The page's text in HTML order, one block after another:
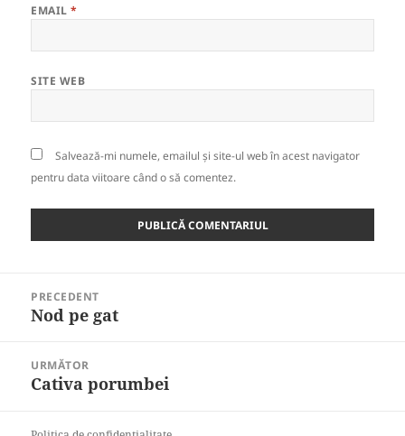
EMAIL*
SITE WEB
Salvează-mi numele, emailul și site-ul web în acest navigator
pentru data viitoare când o să comentez.
articole
PRECEDENT
Articolul
Nod pe gat
URMĂTOR
Articolul
Cativa porumbei